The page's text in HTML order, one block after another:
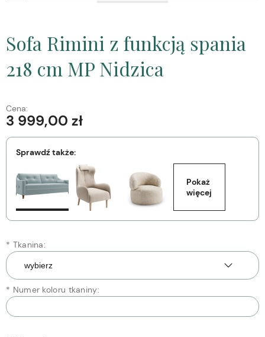
Sofa Rimini z funkcją spania
218 cm MP Nidzica
Cena:
3 999,00 zł
Sprawdź także:
Pokaż
więcej
* Tkanina:
* Numer koloru tkaniny: